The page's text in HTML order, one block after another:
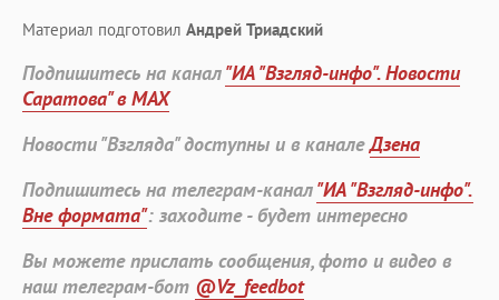
Материал подготовил Андрей Триадский
Подпишитесь на канал"ИА "Взгляд-инфо". Новости
Саратова" в MAX
Новости "Взгляда" доступны и в каналеДзена
Подпишитесь на телеграм-канал"ИА "Взгляд-инфо".
Вне формата": заходите - будет интересно
Вы можете прислать сообщения, фото и видео в
наш телеграм-бот @Vz_feedbot